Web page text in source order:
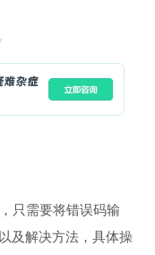
只需要将错误码输
及解决方法，具体操